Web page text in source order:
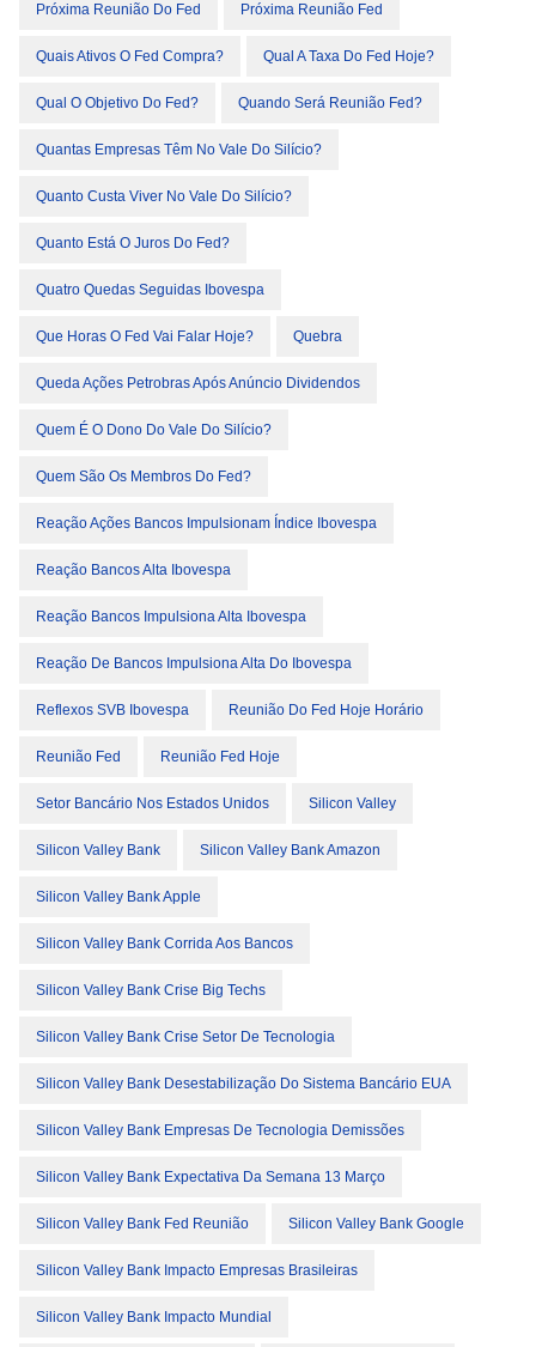
Próxima Reunião Do Fed Próxima Reunião Fed
Quais Ativos O Fed Compra? Qual A Taxa Do Fed Hoje?
Qual O Objetivo Do Fed? Quando Será Reunião Fed?
Quantas Empresas Têm No Vale Do Silício?
Quanto Custa Viver No Vale Do Silício?
Quanto Está O Juros Do Fed?
Quatro Quedas Seguidas Ibovespa
Que Horas O Fed Vai Falar Hoje? Quebra
Queda Ações Petrobras Após Anúncio Dividendos
Quem É O Dono Do Vale Do Silício?
Quem São Os Membros Do Fed?
Reação Ações Bancos Impulsionam Índice Ibovespa
Reação Bancos Alta Ibovespa
Reação Bancos Impulsiona Alta Ibovespa
Reação De Bancos Impulsiona Alta Do Ibovespa
Reflexos SVB Ibovespa Reunião Do Fed Hoje Horário
Reunião Fed Reunião Fed Hoje
Setor Bancário Nos Estados Unidos Silicon Valley
Silicon Valley Bank Silicon Valley Bank Amazon
Silicon Valley Bank Apple
Silicon Valley Bank Corrida Aos Bancos
Silicon Valley Bank Crise Big Techs
Silicon Valley Bank Crise Setor De Tecnologia
Silicon Valley Bank Desestabilização Do Sistema Bancário EUA
Silicon Valley Bank Empresas De Tecnologia Demissões
Silicon Valley Bank Expectativa Da Semana 13 Março
Silicon Valley Bank Fed Reunião Silicon Valley Bank Google
Silicon Valley Bank Impacto Empresas Brasileiras
Silicon Valley Bank Impacto Mundial